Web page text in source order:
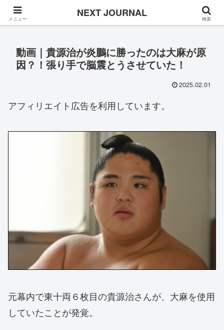
Once in a while
動画｜貴源治が炎鵬に勝ったのは大麻が原
因？！張り手で脳震とうさせていた！
2025.02.01
アフィリエイト広告を利用しています。
元幕内で東十両６枚目の貴源治さんが、大麻を使用
していたことが発覚。
メニュー NEXT JOURNAL 検索